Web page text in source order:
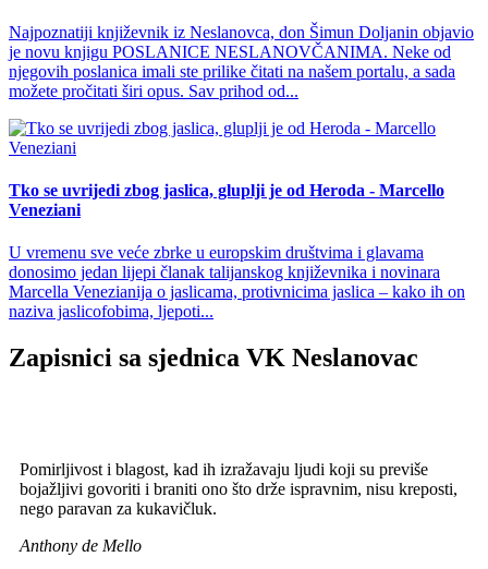
Najpoznatiji književnik iz Neslanovca, don Šimun Doljanin objavio
je novu knjigu POSLANICE NESLANOVČANIMA. Neke od
njegovih poslanica imali ste prilike čitati na našem portalu, a sada
možete pročitati širi opus. Sav prihod od...
Tko se uvrijedi zbog jaslica, gluplji je od Heroda - Marcello
Veneziani
U vremenu sve veće zbrke u europskim društvima i glavama
donosimo jedan lijepi članak talijanskog književnika i novinara
Marcella Venezianija o jaslicama, protivnicima jaslica – kako ih on
naziva jaslicofobima, ljepoti...
Zapisnici sa sjednica VK Neslanovac
Pomirljivost i blagost, kad ih izražavaju ljudi koji su previše
bojažljivi govoriti i braniti ono što drže ispravnim, nisu kreposti,
nego paravan za kukavičluk.
Anthony de Mello